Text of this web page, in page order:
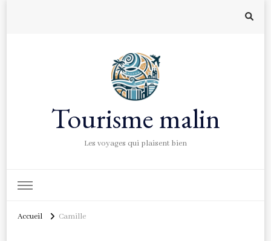
Tourisme malin
Les voyages qui plaisent bien
Accueil Camille